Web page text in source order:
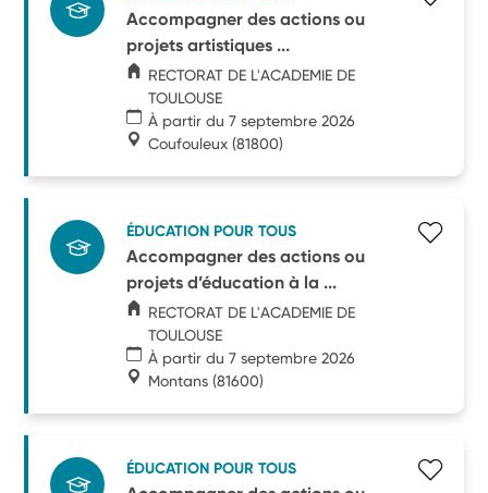
Accompagner des actions ou
projets artistiques ...
RECTORAT DE L'ACADEMIE DE
TOULOUSE
À partir du 7 septembre 2026
Coufouleux (81800)
ÉDUCATION POUR TOUS
Accompagner des actions ou
projets d’éducation à la ...
RECTORAT DE L'ACADEMIE DE
TOULOUSE
À partir du 7 septembre 2026
Montans (81600)
ÉDUCATION POUR TOUS